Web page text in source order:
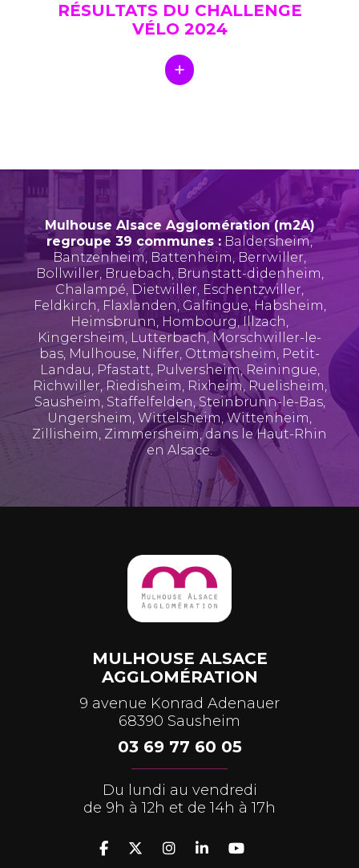
RÉSULTATS DU CHALLENGE
VÉLO 2024
Mulhouse Alsace Agglomération (m2A)
regroupe 39 communes : Baldersheim,
Bantzenheim, Battenheim, Berrwiller,
Bollwiller, Bruebach,Brunstatt-didenheim,
Chalampé, Dietwiller, Eschentzwiller,
Feldkirch, Flaxlanden,Galfingue, Habsheim,
Heimsbrunn, Hombourg,Illzach,
Kingersheim, Lutterbach, Morschwiller-le-
bas, Mulhouse, Niffer, Ottmarsheim, Petit-
Landau, Pfastatt, Pulversheim, Reiningue,
Richwiller, Riedisheim, Rixheim,Ruelisheim,
Sausheim, Staffelfelden, Steinbrunn-le-Bas,
Ungersheim, Wittelsheim,Wittenheim,
Zillisheim, Zimmersheim, dans le Haut-Rhin
en Alsace.
MULHOUSE ALSACE
AGGLOMÉRATION
9 avenue Konrad Adenauer
68390 Sausheim
03 69 77 60 05
Du lundi au vendredi
de 9h à 12h et de 14h à 17h